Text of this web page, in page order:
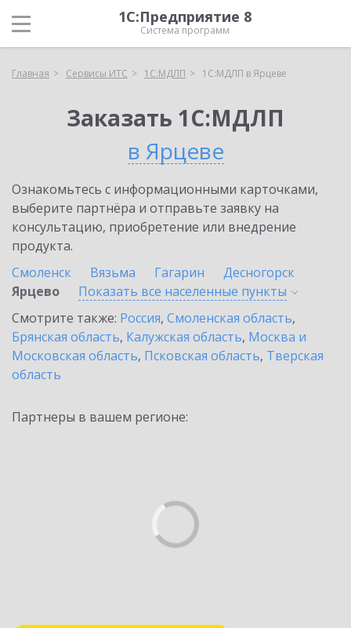
1С:Предприятие 8
Система программ
Главная Сервисы ИТС 1С:МДЛП 1С:МДЛП в Ярцеве
Заказать 1С:МДЛП
в Ярцеве
Ознакомьтесь с информационными карточками,
выберите партнёра и отправьте заявку на
консультацию, приобретение или внедрение
продукта.
Смоленск
Вязьма Гагарин
Десногорск
Ярцево
Показать все населенные пункты
Смотрите также: Россия, Смоленская область,
Брянская область, Калужская область, Москва и
Московская область, Псковская область, Тверская
область
Партнеры в вашем регионе: